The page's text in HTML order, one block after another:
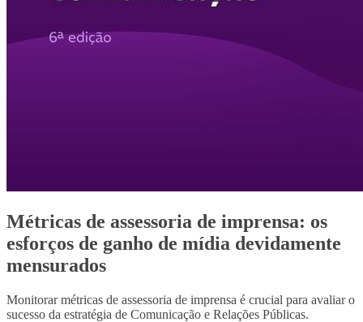
Métricas de assessoria de imprensa: os
esforços de ganho de mídia devidamente
mensurados
Monitorar métricas de assessoria de imprensa é crucial para avaliar o
sucesso da estratégia de Comunicação e Relações Públicas.